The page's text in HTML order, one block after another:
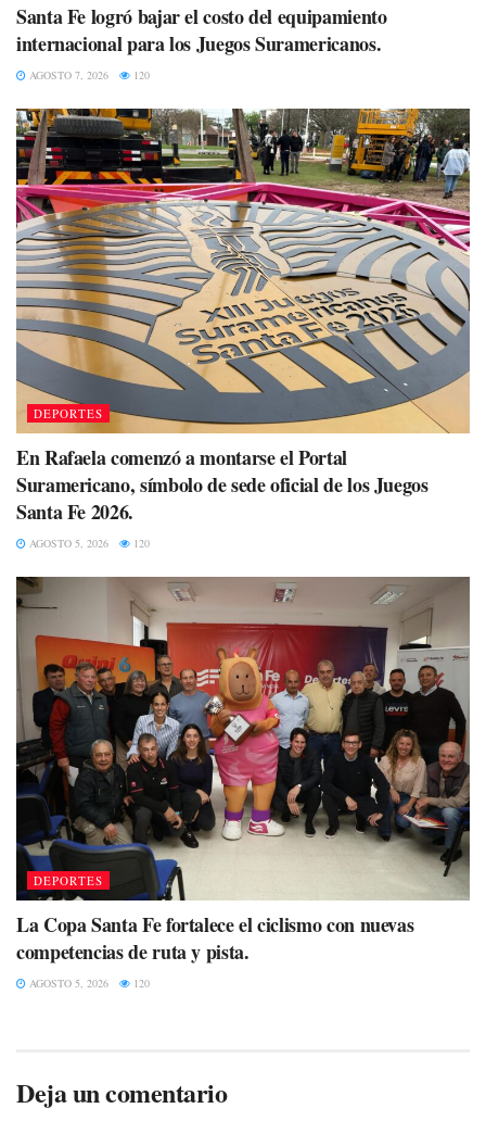
Santa Fe logró bajar el costo del equipamiento
internacional para los Juegos Suramericanos.
AGOSTO 7, 2026 120
DEPORTES
En Rafaela comenzó a montarse el Portal
Suramericano, símbolo de sede oficial de los Juegos
Santa Fe 2026.
AGOSTO 5, 2026 120
DEPORTES
La Copa Santa Fe fortalece el ciclismo con nuevas
competencias de ruta y pista.
AGOSTO 5, 2026 120
Deja un comentario